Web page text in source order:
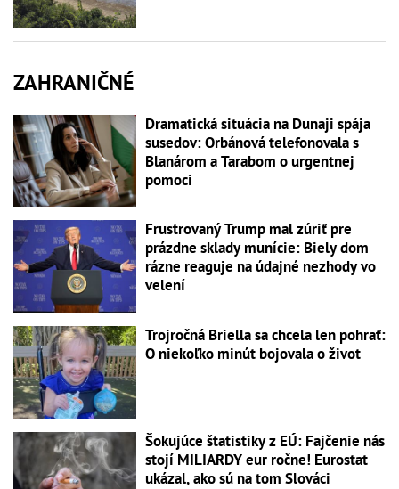
ZAHRANIČNÉ
Dramatická situácia na Dunaji spája
susedov: Orbánová telefonovala s
Blanárom a Tarabom o urgentnej
pomoci
Frustrovaný Trump mal zúriť pre
prázdne sklady munície: Biely dom
rázne reaguje na údajné nezhody vo
velení
Trojročná Briella sa chcela len pohrať:
O niekoľko minút bojovala o život
Šokujúce štatistiky z EÚ: Fajčenie nás
stojí MILIARDY eur ročne! Eurostat
ukázal, ako sú na tom Slováci